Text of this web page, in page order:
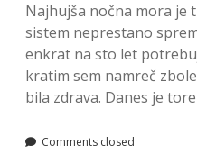
Najhujša nočna mora je
sistem neprestano
enkrat na sto let
kratim sem namreč
bila zdrava. Danes je
Comments closed